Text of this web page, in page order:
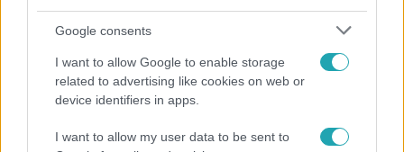
Google consents
I want to allow Google to enable storage
related to advertising like cookies on web or
device identifiers in apps.
I want to allow my user data to be sent to
Horoszkóp